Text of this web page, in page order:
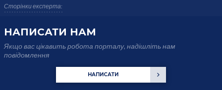
Сторінки експерта:
НАПИСАТИ НАМ
Якщо вас цікавить робота порталу, надішліть нам
повідомлення
НАПИСАТИ